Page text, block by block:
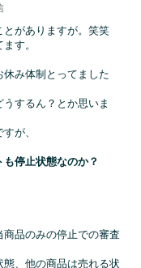
とがありますが。笑笑
す。
み体制とってました
するん？とか思いま
が、
停止状態なのか？
品のみの停止での審査
態、他の商品は売れる状